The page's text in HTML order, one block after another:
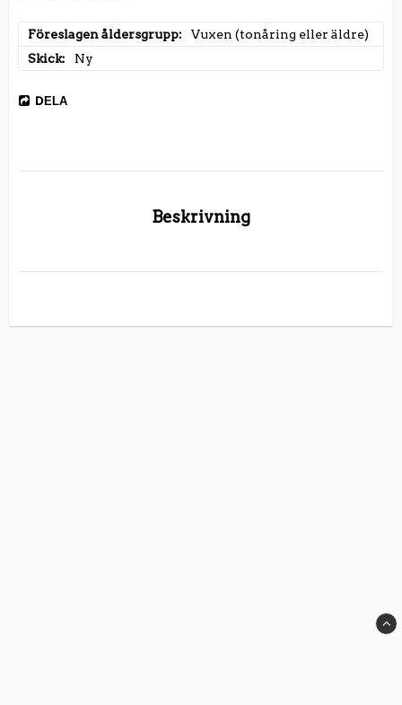
Föreslagen åldersgrupp
Vuxen (tonåring eller äldre)
Skick
Ny
DELA
Beskrivning